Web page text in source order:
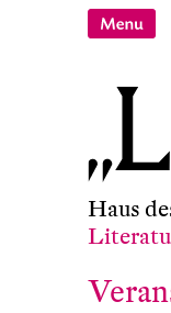
Haus